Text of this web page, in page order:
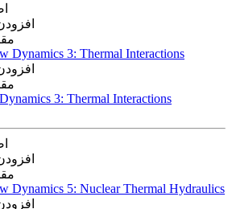
3: Thermal Interactions